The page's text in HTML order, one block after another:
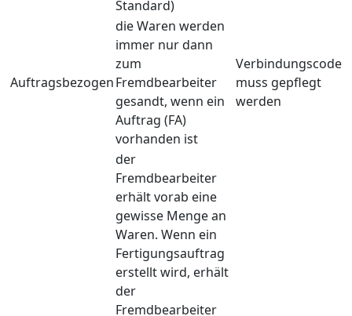
Standard)
Auftragsbezogen
die Waren werden
immer nur dann
zum
Fremdbearbeiter
gesandt, wenn ein
Auftrag (FA)
vorhanden ist
Verbindungscode
muss gepflegt
werden
der
Fremdbearbeiter
erhält vorab eine
gewisse Menge an
Waren. Wenn ein
Fertigungsauftrag
erstellt wird, erhält
der
Fremdbearbeiter